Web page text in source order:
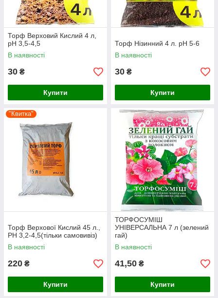
Торф Верховий Кислий 4 л,
pH 3,5-4,5
В наявності
30 ₴
Купити
Торф Нізинний 4 л. рН 5-6
В наявності
30 ₴
Купити
"Квитка"
Торф Верхової Кислий 45 л.,
PH 3,2-4,5(тільки самовивіз)
В наявності
220 ₴
Купити
ТОРФОСУМІШ
УНІВЕРСАЛЬНА 7 л (зелений
гай)
В наявності
41,50 ₴
Купити